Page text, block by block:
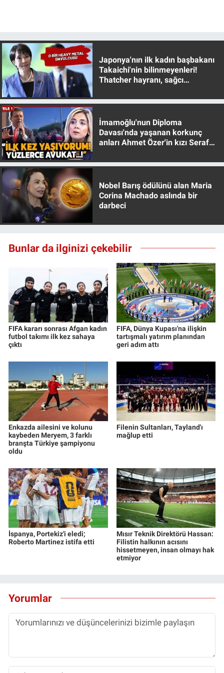
Japonya'nın ilk kadın başbakanı
Takaichi'nin bilinmeyenleri!
Thatcher hayranı, sağcı
İmamoğlu'nun Diploma
Davası'nda yaşanan korkunç
anları Ahmet Özer'in kızı Seraf
Nobel Barış ödülünü alan Maria
Corina Machado aslında bir
darbeci
Bunlar da ilginizi çekebilir
FIFA kararı sonrası Afgan kadın
futbol takımı ilk kez sahaya
çıktı
FIFA, Dünya Kupası'na ilişkin
tartışmalı yatırım planından
geri adım attı
Enkazda ailesini ve kolunu
kaybeden Meryem, 3 farklı
branşta Türkiye şampiyonu
oldu
Filenin Sultanları, Tayland'ı
mağlup etti
İspanya, Portekiz'i eledi;
Roberto Martinez istifa etti
Mısır Teknik Direktörü Hassan:
Filistin halkının acısını
hissetmeyen, insan olmayı hak
etmiyor
Yorumlar
Günün görüntüsü
Haber
İlan
Kimdir
Koronavirüs
Kültür Sanat
Ne demişti
Nedir
Popüler
Programlar
Sağlık
Spor
Türkiye'nin Geleceği
Türkiye'nin Gündemi
Yerel Gündem
Canlı Yayın